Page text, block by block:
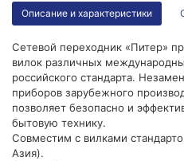
Описание и характеристики
Сетевой переходник «Питер»
вилок различных
российского стандарта.
приборов зарубежного
позволяет безопасно и
бытовую технику.
Совместим с вилками
Азия).